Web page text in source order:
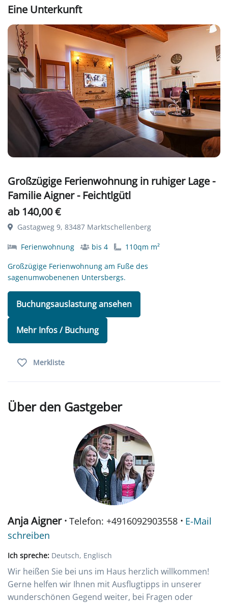
Eine Unterkunft
Großzügige Ferienwohnung in ruhiger Lage -
Familie Aigner - Feichtlgütl
ab 140,00 €
Gastagweg 9, 83487 Marktschellenberg
Ferienwohnung bis 4
110qm m²
Großzügige Ferienwohnung am Fuße des
sagenumwobenenen Untersbergs.
Buchungsauslastung ansehen
Mehr Infos / Buchung
Merkliste
Über den Gastgeber
Anja Aigner · Telefon: +4916092903558 · E-Mail
schreiben
Ich spreche: Deutsch, Englisch
Wir heißen Sie bei uns im Haus herzlich willkommen!
Gerne helfen wir Ihnen mit Ausflugtipps in unserer
wunderschönen Gegend weiter, bei Fragen oder